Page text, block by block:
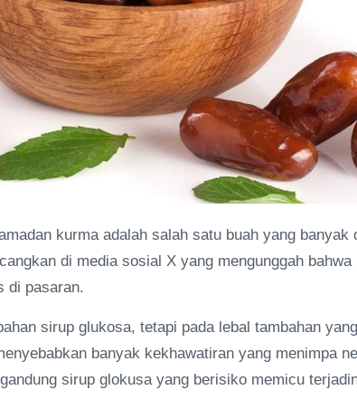
kurma adalah salah satu buah yang
di media sosial X yang mengunggah
di pasaran.
sirup glukosa, tetapi pada lebal tambahan
banyak kekhawatiran yang menimpa
sirup glokusa yang berisiko memicu